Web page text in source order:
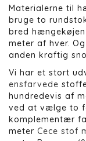
Materialerne til
bruge to
bred
meter af hver.
anden kraftig
Vi har et stort
ensfarvede
hundredevis af
ved at vælge to
komplementær
meter Cece stof